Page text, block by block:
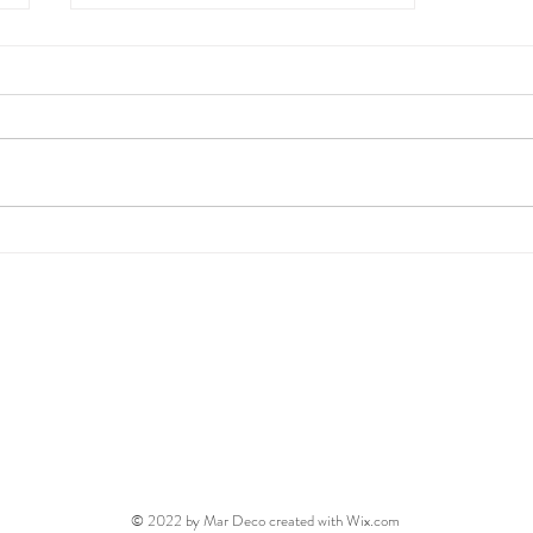
ポーキー
© 2022 by Mar Deco created withWix.com